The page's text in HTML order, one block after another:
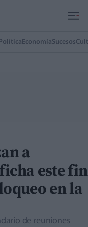
Política EconomíaSucesos
a
este fin
en la
de reuniones